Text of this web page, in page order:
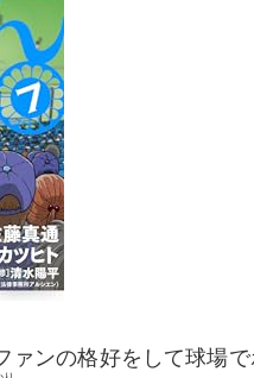
ァンの格好をして球場